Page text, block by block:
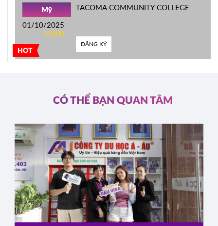
HOT
Mỹ
01/10/2025
10h00
TACOMA COMMUNITY COLLEGE
ĐĂNG KÝ
CÓ THỂ BẠN QUAN TÂM